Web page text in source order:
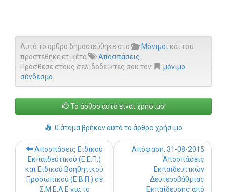
Αυτό το άρθρο δημοσιεύθηκε στο Μόνιμοι και του
προστέθηκε ετικέτα
Αποσπάσεις
Πρόσθεσε στους σελιδοδείκτες σου τον
μόνιμο
σύνδεσμο
Το άρθρο αυτό είναι χρήσιμο!
0 άτομα βρήκαν αυτό το άρθρο χρήσιμο
Post navigation
Αποσπάσεις Ειδικού
Εκπαιδευτικού (Ε.Ε.Π.)
και Ειδικού Βοηθητικού
Προσωπικού (Ε.Β.Π.) σε
Σ.Μ.Ε.Α.Ε για το
Απόφαση: 31-08-2015
Αποσπάσεις
Εκπαιδευτικών
Δευτεροβάθμιας
Εκπαίδευσης από